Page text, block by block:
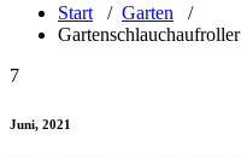
Start / Garten /
Gartenschlauchaufroller
7
Juni, 2021